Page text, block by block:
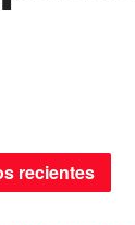
recientes